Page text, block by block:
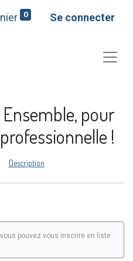
0 Se connecter
pour
!
Description
pouvez vous inscrire en liste